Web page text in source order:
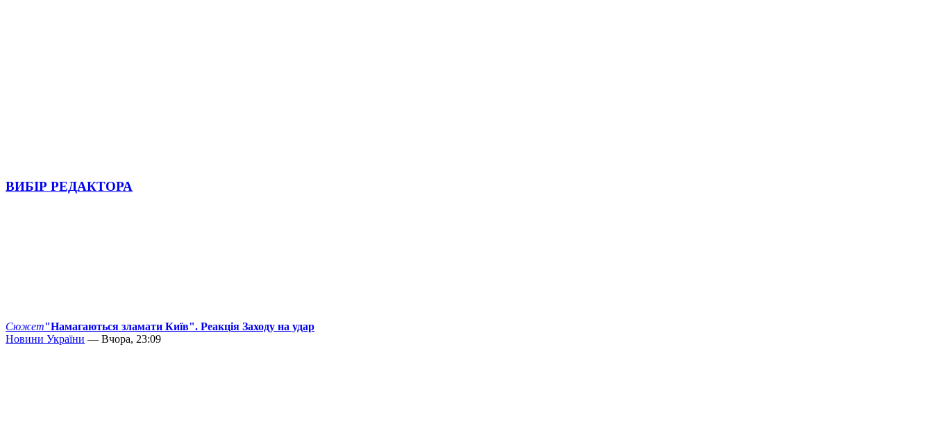
ВИБІР РЕДАКТОРА
Сюжет"Намагаються зламати Київ". Реакція Заходу на удар
Новини України — Вчора, 23:09